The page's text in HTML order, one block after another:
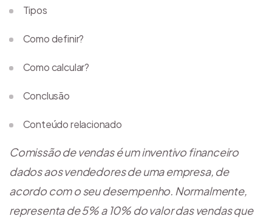
Comissão de vendas é um inventivo financeiro
dados aos vendedores de uma empresa, de
acordo com o seu desempenho. Normalmente,
representa de 5% a 10% do valor das vendas que
Tipos
Como definir?
Como calcular?
Conclusão
Conteúdo relacionado